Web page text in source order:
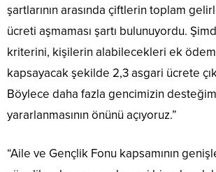
şartlarının arasında çiftlerin toplam
ücreti aşmaması şartı bulunuyordu.
kriterini, kişilerin alabilecekleri ek
kapsayacak şekilde 2,3 asgari ücrete
Böylece daha fazla gencimizin
yararlanmasının önünü açıyoruz.”
“Aile ve Gençlik Fonu kapsamının